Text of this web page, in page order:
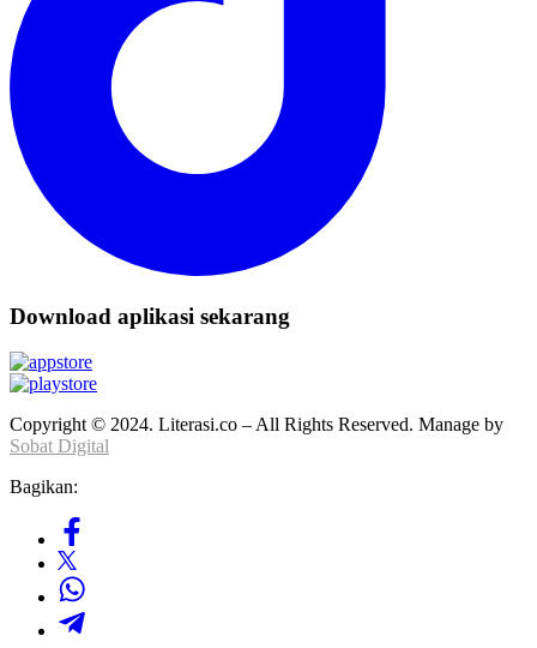
Download aplikasi sekarang
Copyright © 2024. Literasi.co – All Rights Reserved. Manage by
Sobat Digital
Bagikan: